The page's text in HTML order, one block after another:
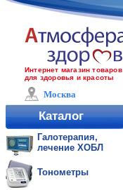
Интернет магазин товаров
для здоровья и красоты
Каталог
Галотерапия,
лечение ХОБЛ
Тонометры